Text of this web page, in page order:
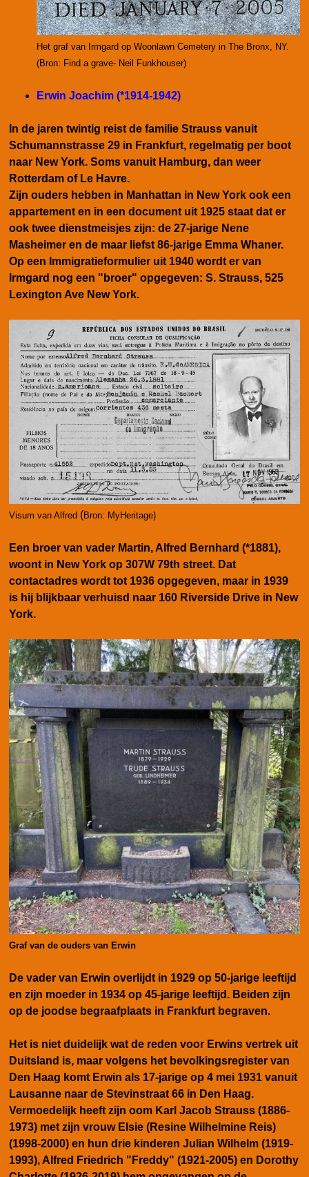
Het graf van Irmgard op Woonlawn Cemetery in The Bronx, NY.
(Bron: Find a grave- Neil Funkhouser)
Erwin Joachim (*1914-1942)
In de jaren twintig reist de familie Strauss vanuit
Schumannstrasse 29 in Frankfurt, regelmatig per boot
naar New York. Soms vanuit Hamburg, dan weer
Rotterdam of Le Havre.
Zijn ouders hebben in Manhattan in New York ook een
appartement en in een document uit 1925 staat dat er
ook twee dienstmeisjes zijn: de 27-jarige Nene
Masheimer en de maar liefst 86-jarige Emma Whaner.
Op een Immigratieformulier uit 1940 wordt er van
Irmgard nog een "broer" opgegeven: S. Strauss, 525
Lexington Ave New York.
Visum van Alfred (Bron: MyHeritage)
Een broer van vader Martin, Alfred Bernhard (*1881),
woont in New York op 307W 79th street. Dat
contactadres wordt tot 1936 opgegeven, maar in 1939
is hij blijkbaar verhuisd naar 160 Riverside Drive in New
York.
Graf van de ouders van Erwin
De vader van Erwin overlijdt in 1929 op 50-jarige leeftijd
en zijn moeder in 1934 op 45-jarige leeftijd. Beiden zijn
op de joodse begraafplaats in Frankfurt begraven.
Het is niet duidelijk wat de reden voor Erwins vertrek uit
Duitsland is, maar volgens het bevolkingsregister van
Den Haag komt Erwin als 17-jarige op 4 mei 1931 vanuit
Lausanne naar de Stevinstraat 66 in Den Haag.
Vermoedelijk heeft zijn oom Karl Jacob Strauss (1886-
1973) met zijn vrouw Elsie (Resine Wilhelmine Reis)
(1998-2000) en hun drie kinderen Julian Wilhelm (1919-
1993), Alfred Friedrich "Freddy" (1921-2005) en Dorothy